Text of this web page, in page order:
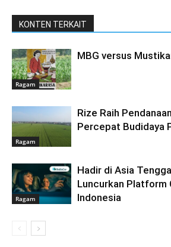
KONTEN TERKAIT
Ragam
MBG versus
Ragam
Rize Raih
Percepat Budidaya
Ragam
Hadir di Asia
Luncurkan Platform
Indonesia